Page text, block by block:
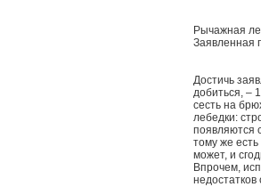
Рычажная
Заявленная
Достичь
добиться, –
сесть на
лебедки:
появляются
тому же
может, и
Впрочем,